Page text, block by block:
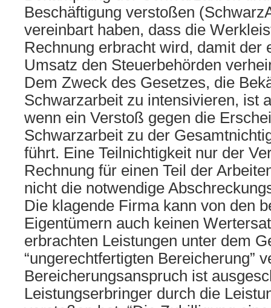
Beschäftigung verstoßen
vereinbart haben, dass die
Rechnung erbracht wird, damit der
Umsatz den Steuerbehörden
Dem Zweck des Gesetzes, die
Schwarzarbeit zu intensivieren, ist
wenn ein Verstoß gegen die
Schwarzarbeit zu der
führt. Eine Teilnichtigkeit nur der
Rechnung für einen Teil der
nicht die notwendige
Die klagende Firma kann von den
Eigentümern auch keinen
erbrachten Leistungen unter dem
“ungerechtfertigten Bereicherung”
Bereicherungsanspruch ist
Leistungserbringer durch die